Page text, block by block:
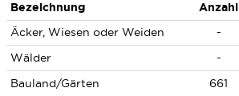
Bezeichnung Anzahl
Äcker, Wiesen oder Weiden
-
Wälder
-
Bauland/Gärten
661